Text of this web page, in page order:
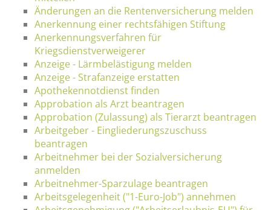
Änderungen an die Rentenversicherung melden
Anerkennung einer rechtsfähigen Stiftung
Anerkennungsverfahren für
Kriegsdienstverweigerer
Anzeige - Lärmbelästigung melden
Anzeige - Strafanzeige erstatten
Apothekennotdienst finden
Approbation als Arzt beantragen
Approbation (Zulassung) als Tierarzt beantragen
Arbeitgeber - Eingliederungszuschuss
beantragen
Arbeitnehmer bei der Sozialversicherung
anmelden
Arbeitnehmer-Sparzulage beantragen
Arbeitsgelegenheit ("1-Euro-Job") annehmen